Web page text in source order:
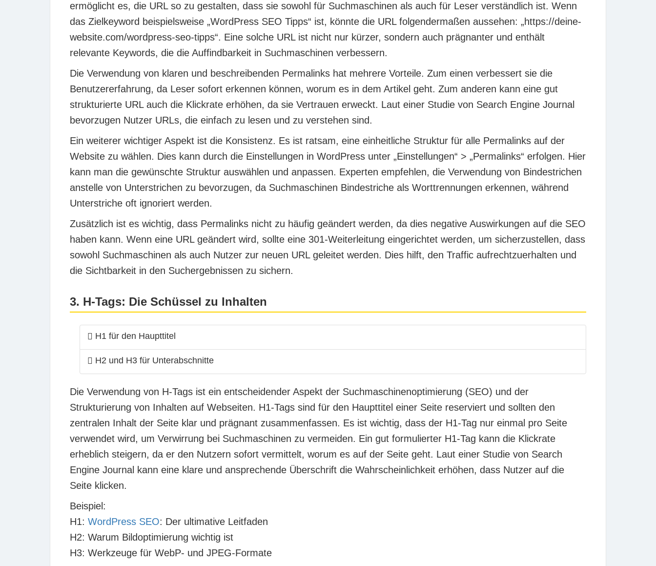
ermöglicht es, die URL so zu gestalten, dass sie sowohl für Suchmaschinen als auch für Leser verständlich ist. Wenn
das Zielkeyword beispielsweise „WordPress SEO Tipps“ ist, könnte die URL folgendermaßen aussehen: „https://deine-
website.com/wordpress-seo-tipps“. Eine solche URL ist nicht nur kürzer, sondern auch prägnanter und enthält
relevante Keywords, die die Auffindbarkeit in Suchmaschinen verbessern.
Die Verwendung von klaren und beschreibenden Permalinks hat mehrere Vorteile. Zum einen verbessert sie die
Benutzererfahrung, da Leser sofort erkennen können, worum es in dem Artikel geht. Zum anderen kann eine gut
strukturierte URL auch die Klickrate erhöhen, da sie Vertrauen erweckt. Laut einer Studie von Search Engine Journal
bevorzugen Nutzer URLs, die einfach zu lesen und zu verstehen sind.
Ein weiterer wichtiger Aspekt ist die Konsistenz. Es ist ratsam, eine einheitliche Struktur für alle Permalinks auf der
Website zu wählen. Dies kann durch die Einstellungen in WordPress unter „Einstellungen“ > „Permalinks“ erfolgen. Hier
kann man die gewünschte Struktur auswählen und anpassen. Experten empfehlen, die Verwendung von Bindestrichen
anstelle von Unterstrichen zu bevorzugen, da Suchmaschinen Bindestriche als Worttrennungen erkennen, während
Unterstriche oft ignoriert werden.
Zusätzlich ist es wichtig, dass Permalinks nicht zu häufig geändert werden, da dies negative Auswirkungen auf die SEO
haben kann. Wenn eine URL geändert wird, sollte eine 301-Weiterleitung eingerichtet werden, um sicherzustellen, dass
sowohl Suchmaschinen als auch Nutzer zur neuen URL geleitet werden. Dies hilft, den Traffic aufrechtzuerhalten und
die Sichtbarkeit in den Suchergebnissen zu sichern.
3. H-Tags: Die Schüssel zu Inhalten
H1 für den Haupttitel
H2 und H3 für Unterabschnitte
Die Verwendung von H-Tags ist ein entscheidender Aspekt der Suchmaschinenoptimierung (SEO) und der
Strukturierung von Inhalten auf Webseiten. H1-Tags sind für den Haupttitel einer Seite reserviert und sollten den
zentralen Inhalt der Seite klar und prägnant zusammenfassen. Es ist wichtig, dass der H1-Tag nur einmal pro Seite
verwendet wird, um Verwirrung bei Suchmaschinen zu vermeiden. Ein gut formulierter H1-Tag kann die Klickrate
erheblich steigern, da er den Nutzern sofort vermittelt, worum es auf der Seite geht. Laut einer Studie von Search
Engine Journal kann eine klare und ansprechende Überschrift die Wahrscheinlichkeit erhöhen, dass Nutzer auf die
Seite klicken.
Beispiel:
H1: WordPress SEO: Der ultimative Leitfaden
H2: Warum Bildoptimierung wichtig ist
H3: Werkzeuge für WebP- und JPEG-Formate